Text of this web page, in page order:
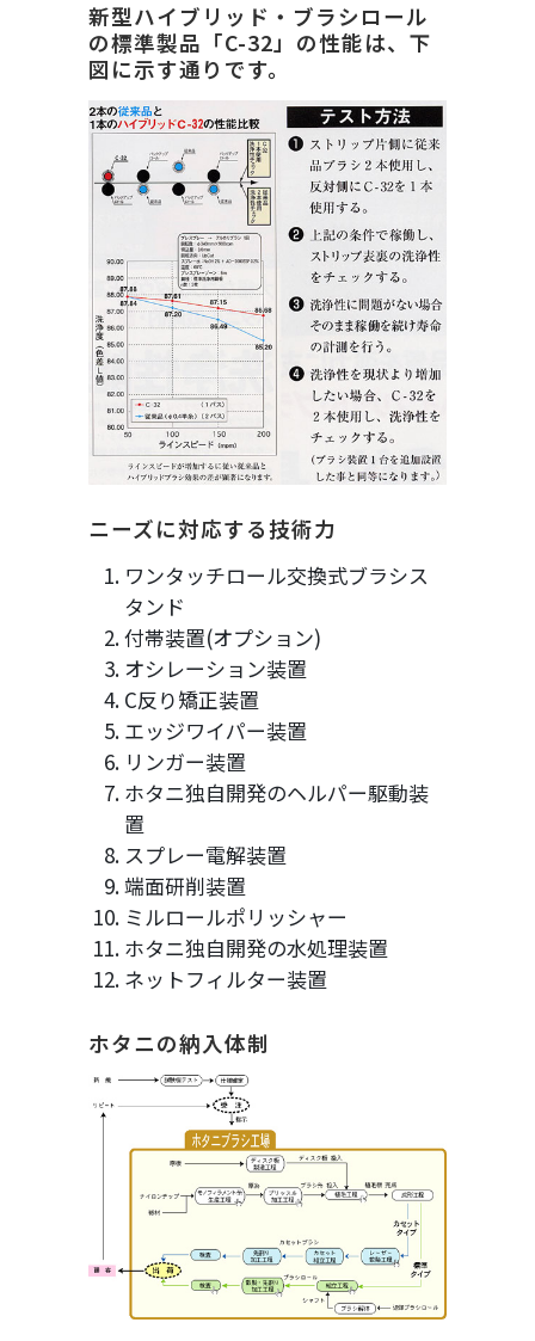
新型ハイブリッド・ブラシロール
の標準製品「C-32」の性能は、下
図に示す通りです。
ニーズに対応する技術力
ワンタッチロール交換式ブラシス
タンド
付帯装置(オプション)
オシレーション装置
C反り矯正装置
エッジワイパー装置
リンガー装置
ホタニ独自開発のヘルパー駆動装
置
スプレー電解装置
端面研削装置
ミルロールポリッシャー
ホタニ独自開発の水処理装置
ネットフィルター装置
ホタニの納入体制